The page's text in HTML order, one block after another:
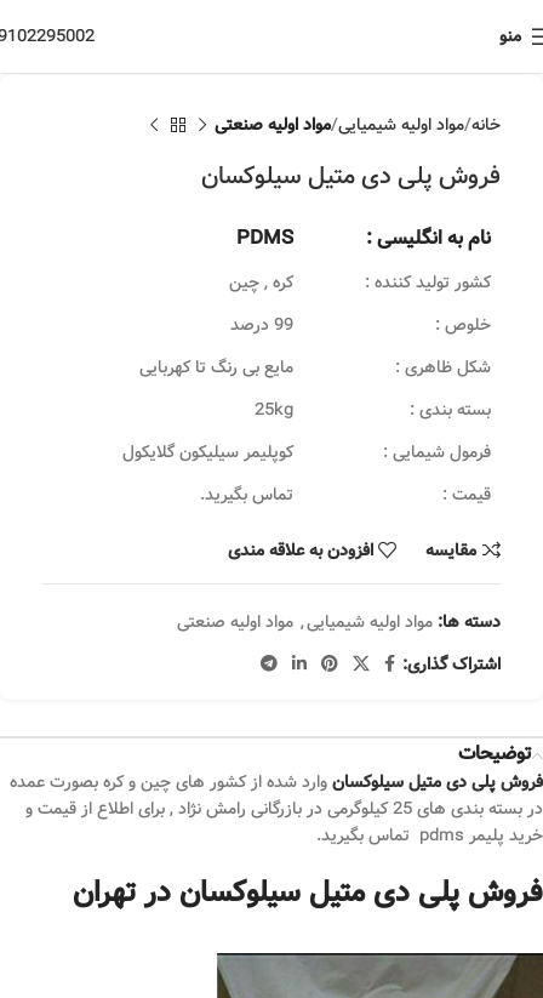
منو
خانه مواد اولیه شیمیایی مواد اولیه صنعتی
فروش پلی دی متیل سیلوکسان
نام به انگلیسی : PDMS
کشور تولید کننده :
کره , چین
خلوص :
99 درصد
شکل ظاهری :
مایع بی رنگ تا کهربایی
بسته بندی :
25kg
فرمول شیمایی :
کوپلیمر سیلیکون گلایکول
قیمت :
تماس بگیرید.
مقایسه افزودن به علاقه مندی
دسته ها: مواد اولیه شیمیایی, مواد اولیه صنعتی
اشتراک گذاری:
توضیحات
فروش پلی دی متیل سیلوکسانوارد شده از کشور های چین و کره بصورت عمده
در بسته بندی های 25 کیلوگرمی در بازرگانی رامش نژاد , برای اطلاع از قیمت و
خرید پلیمر pdms تماس بگیرید.
فروش پلی دی متیل سیلوکسان در تهران